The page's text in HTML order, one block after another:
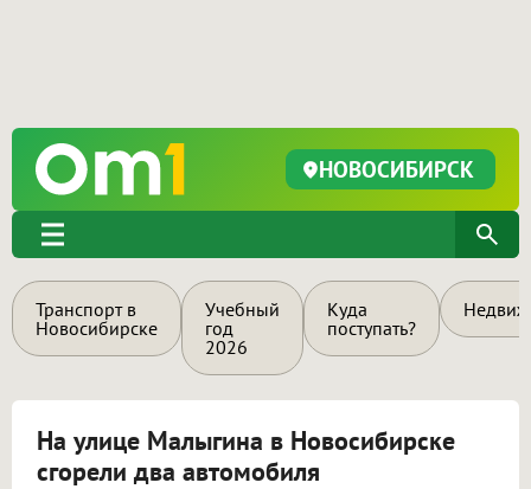
НОВОСИБИРСК
Транспорт в
Новосибирске
Учебный
год
2026
Куда
поступать?
На улице Малыгина в Новосибирске
сгорели два автомобиля